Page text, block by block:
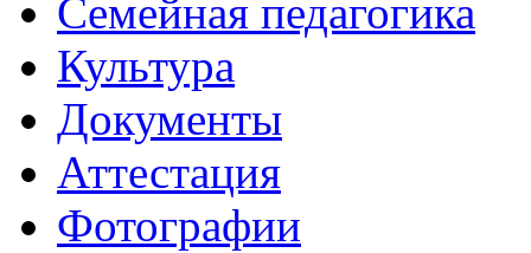
Семейная педагогика
Культура
Документы
Аттестация
Фотографии